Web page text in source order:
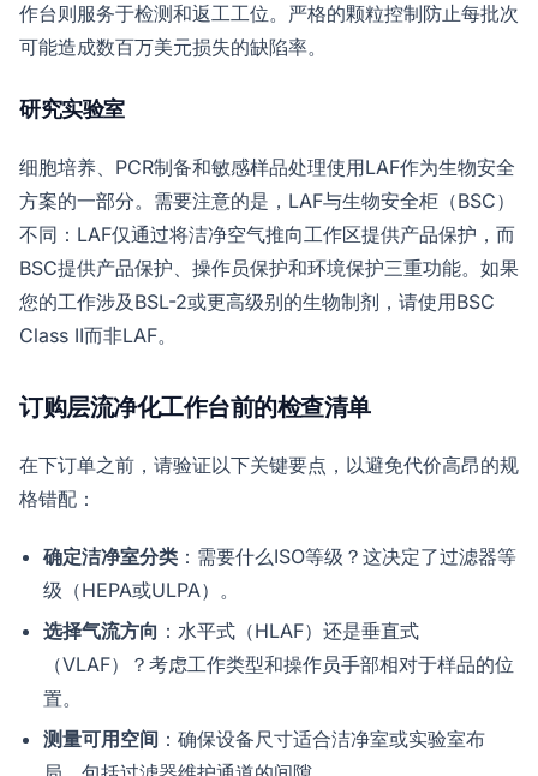
作台则服务于检测和返工工位。严格的颗粒控制防止每批次
可能造成数百万美元损失的缺陷率。
研究实验室
细胞培养、PCR制备和敏感样品处理使用LAF作为生物安全
方案的一部分。需要注意的是，LAF与生物安全柜（BSC）
不同：LAF仅通过将洁净空气推向工作区提供产品保护，而
BSC提供产品保护、操作员保护和环境保护三重功能。如果
您的工作涉及BSL-2或更高级别的生物制剂，请使用BSC
Class II而非LAF。
订购层流净化工作台前的检查清单
在下订单之前，请验证以下关键要点，以避免代价高昂的规
格错配：
确定洁净室分类 ：需要什么ISO等级？这决定了过滤器等
级（HEPA或ULPA）。
选择气流方向 ：水平式（HLAF）还是垂直式
（VLAF）？考虑工作类型和操作员手部相对于样品的位
置。
测量可用空间 ：确保设备尺寸适合洁净室或实验室布